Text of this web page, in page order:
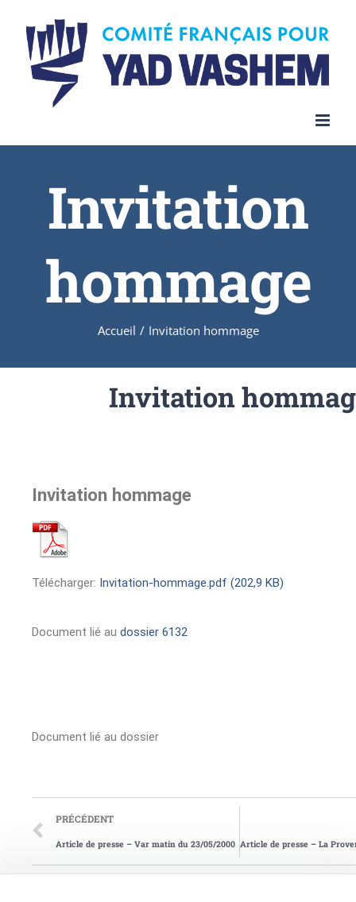
Invitation
hommage
Accueil / Invitation hommage
Invitation
Invitation hommage
Télécharger: Invitation-hommage.pdf (202,9 KB)
Document lié au dossier 6132
Document lié au dossier
PRÉCÉDENT
Article de presse – Var matin du 23/05/2000